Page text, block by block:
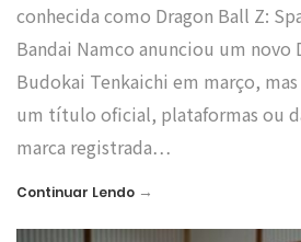
conhecida como Dragon Ball Z:
Bandai Namco anunciou um novo
Budokai Tenkaichi em março,
um título oficial, plataformas ou
marca registrada…
Continuar Lendo →